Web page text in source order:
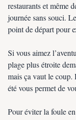
restaurants et même
journée sans souci.
point de départ pour
Si vous aimez
plage plus étroite
mais ça vaut le coup.
été vous permet de
Pour éviter la foule